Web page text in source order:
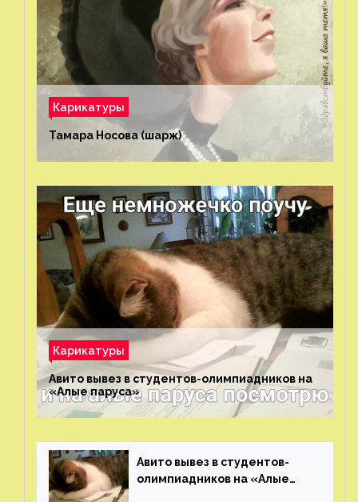
Карикатуры
Тамара Носова (шарж)⁠⁠
Карикатуры
Авито вывез в студентов-олимпиадников на
«Алые паруса»⁠⁠
Авито вывез в студентов-
олимпиадников на «Алые